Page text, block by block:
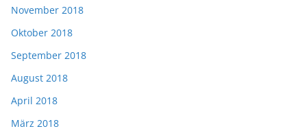
November 2018
Oktober 2018
September 2018
August 2018
April 2018
März 2018